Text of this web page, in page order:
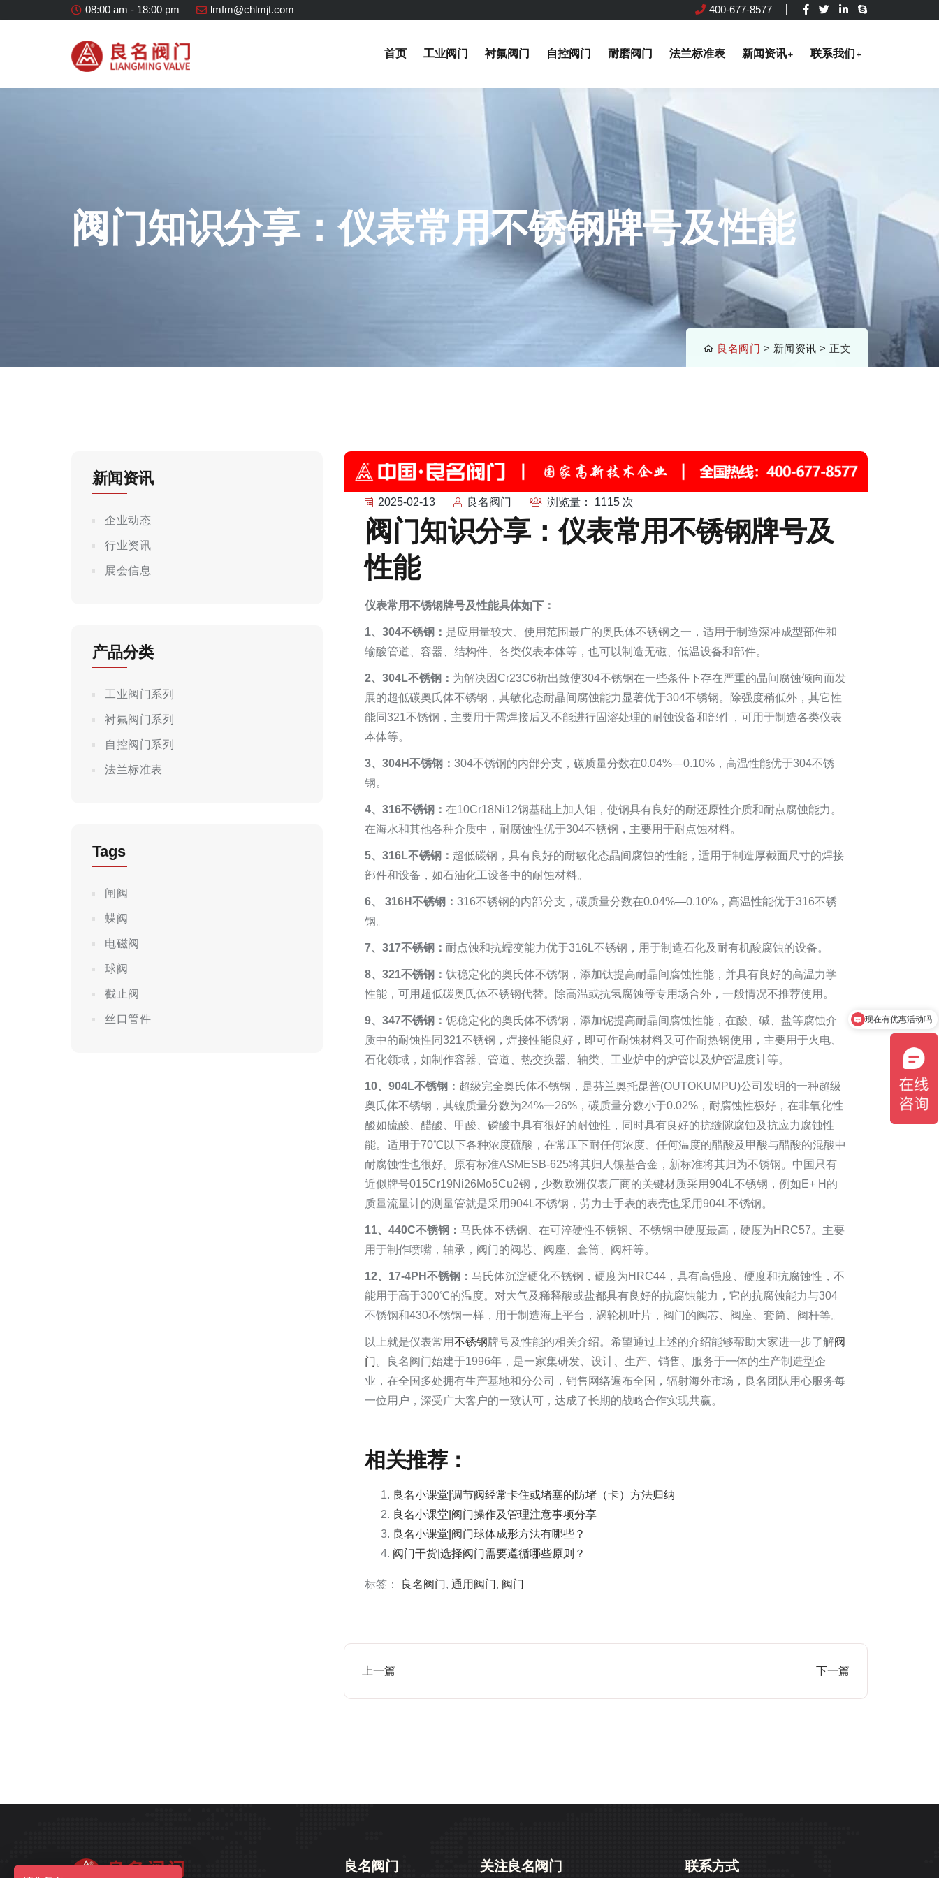
08:00 am - 18:00 pm lmfm@chlmjt.com 400-677-8577
首页 工业阀门 衬氟阀门 自控阀门 耐磨阀门 法兰标准表 新闻资讯 联系我们
阀门知识分享：仪表常用不锈钢牌号及性能
良名阀门 > 新闻资讯 > 正文
新闻资讯
企业动态
行业资讯
展会信息
产品分类
工业阀门系列
衬氟阀门系列
自控阀门系列
法兰标准表
Tags
闸阀
蝶阀
电磁阀
球阀
截止阀
丝口管件
2025-02-13 良名阀门 浏览量： 1115 次
阀门知识分享：仪表常用不锈钢牌号及
性能
仪表常用不锈钢牌号及性能具体如下：
1、304不锈钢： 是应用量较大、使用范围最广的奥氏体不锈钢之一，适用于制造深冲成型部件和
输酸管道、容器、结构件、各类仪表本体等，也可以制造无磁、低温设备和部件。
2、304L不锈钢： 为解决因Cr23C6析出致使304不锈钢在一些条件下存在严重的晶间腐蚀倾向而发
展的超低碳奥氏体不锈钢，其敏化态耐晶间腐蚀能力显著优于304不锈钢。除强度稍低外，其它性
能同321不锈钢，主要用于需焊接后又不能进行固溶处理的耐蚀设备和部件，可用于制造各类仪表
本体等。
3、304H不锈钢： 304不锈钢的内部分支，碳质量分数在0.04%—0.10%，高温性能优于304不锈
钢。
4、316不锈钢： 在10Cr18Ni12钢基础上加人钼，使钢具有良好的耐还原性介质和耐点腐蚀能力。
在海水和其他各种介质中，耐腐蚀性优于304不锈钢，主要用于耐点蚀材料。
5、316L不锈钢： 超低碳钢，具有良好的耐敏化态晶间腐蚀的性能，适用于制造厚截面尺寸的焊接
部件和设备，如石油化工设备中的耐蚀材料。
6、 316H不锈钢： 316不锈钢的内部分支，碳质量分数在0.04%—0.10%，高温性能优于316不锈
钢。
7、317不锈钢： 耐点蚀和抗蠕变能力优于316L不锈钢，用于制造石化及耐有机酸腐蚀的设备。
8、321不锈钢： 钛稳定化的奥氏体不锈钢，添加钛提高耐晶间腐蚀性能，并具有良好的高温力学
性能，可用超低碳奥氏体不锈钢代替。除高温或抗氢腐蚀等专用场合外，一般情况不推荐使用。
9、347不锈钢： 铌稳定化的奥氏体不锈钢，添加铌提高耐晶间腐蚀性能，在酸、碱、盐等腐蚀介
质中的耐蚀性同321不锈钢，焊接性能良好，即可作耐蚀材料又可作耐热钢使用，主要用于火电、
石化领域，如制作容器、管道、热交换器、轴类、工业炉中的炉管以及炉管温度计等。
10、904L不锈钢： 超级完全奥氏体不锈钢，是芬兰奥托昆普(OUTOKUMPU)公司发明的一种超级
奥氏体不锈钢，其镍质量分数为24%一26%，碳质量分数小于0.02%，耐腐蚀性极好，在非氧化性
酸如硫酸、醋酸、甲酸、磷酸中具有很好的耐蚀性，同时具有良好的抗缝隙腐蚀及抗应力腐蚀性
能。适用于70℃以下各种浓度硫酸，在常压下耐任何浓度、任何温度的醋酸及甲酸与醋酸的混酸中
耐腐蚀性也很好。原有标准ASMESB-625将其归人镍基合金，新标准将其归为不锈钢。中国只有
近似牌号015Cr19Ni26Mo5Cu2钢，少数欧洲仪表厂商的关键材质采用904L不锈钢，例如E+ H的
质量流量计的测量管就是采用904L不锈钢，劳力士手表的表壳也采用904L不锈钢。
11、440C不锈钢： 马氏体不锈钢、在可淬硬性不锈钢、不锈钢中硬度最高，硬度为HRC57。主要
用于制作喷嘴，轴承，阀门的阀芯、阀座、套筒、阀杆等。
12、17-4PH不锈钢： 马氏体沉淀硬化不锈钢，硬度为HRC44，具有高强度、硬度和抗腐蚀性，不
能用于高于300℃的温度。对大气及稀释酸或盐都具有良好的抗腐蚀能力，它的抗腐蚀能力与304
不锈钢和430不锈钢一样，用于制造海上平台，涡轮机叶片，阀门的阀芯、阀座、套筒、阀杆等。
以上就是仪表常用不锈钢牌号及性能的相关介绍。希望通过上述的介绍能够帮助大家进一步了解阀
门 。良名阀门始建于1996年，是一家集研发、设计、生产、销售、服务于一体的生产制造型企
业，在全国多处拥有生产基地和分公司，销售网络遍布全国，辐射海外市场，良名团队用心服务每
一位用户，深受广大客户的一致认可，达成了长期的战略合作实现共赢。​
相关推荐：
良名小课堂|调节阀经常卡住或堵塞的防堵（卡）方法归纳
良名小课堂|阀门操作及管理注意事项分享
良名小课堂|阀门球体成形方法有哪些？
阀门干货|选择阀门需要遵循哪些原则？
标签： 良名阀门, 通用阀门, 阀门
上一篇 下一篇
良名阀门 关注良名阀门 联系方式
可以介绍下你们的产品么